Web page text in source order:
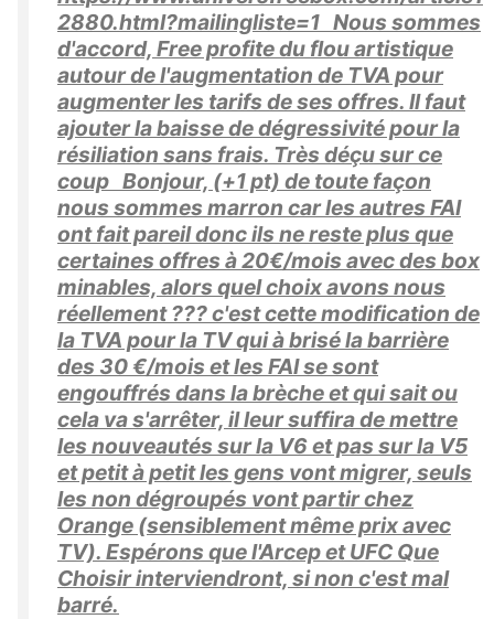
2880.html?mailingliste=1 Nous sommes
d'accord, Free profite du flou artistique
autour de l'augmentation de TVA pour
augmenter les tarifs de ses offres. Il faut
ajouter la baisse de dégressivité pour la
résiliation sans frais. Très déçu sur ce
coup Bonjour, (+1 pt) de toute façon
nous sommes marron car les autres FAI
ont fait pareil donc ils ne reste plus que
certaines offres à 20€/mois avec des box
minables, alors quel choix avons nous
réellement ??? c'est cette modification de
la TVA pour la TV qui à brisé la barrière
des 30 €/mois et les FAI se sont
engouffrés dans la brèche et qui sait ou
cela va s'arrêter, il leur suffira de mettre
les nouveautés sur la V6 et pas sur la V5
et petit à petit les gens vont migrer, seuls
les non dégroupés vont partir chez
Orange (sensiblement même prix avec
TV). Espérons que l'Arcep et UFC Que
Choisir interviendront, si non c'est mal
barré.